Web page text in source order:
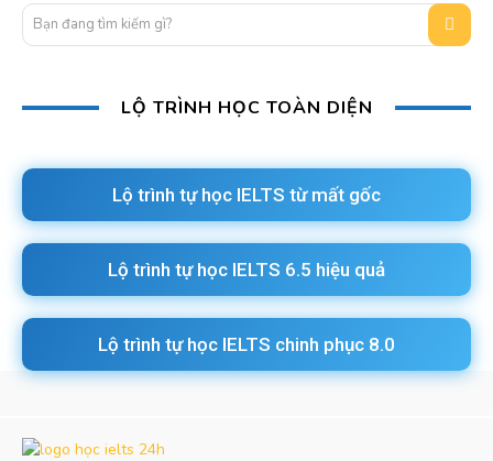
Bạn đang tìm kiếm gì?
LỘ TRÌNH HỌC TOÀN DIỆN
Lộ trình tự học IELTS từ mất gốc
Lộ trình tự học IELTS 6.5 hiệu quả
Lộ trình tự học IELTS chinh phục 8.0